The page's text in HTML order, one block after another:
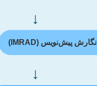
↓
نگارش پیش‌نویس (IMRAD)
↓